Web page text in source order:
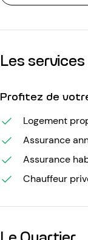
Les services
Profitez de
Logement
Assurance
Assurance
Chauffeur
Le Quartier